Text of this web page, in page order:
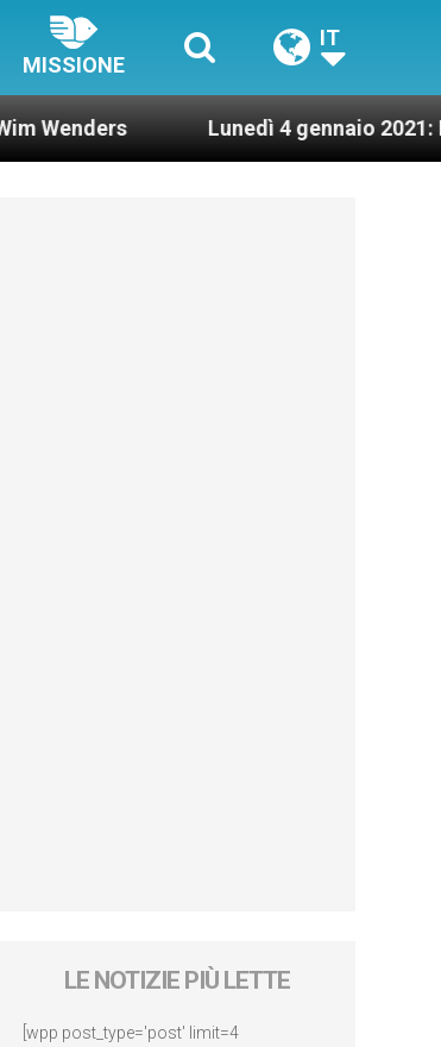
MISSIONE
IT
Lunedì 4 gennaio 2021: Possesso
LE NOTIZIE PIÙ LETTE
[wpp post_type='post' limit=4